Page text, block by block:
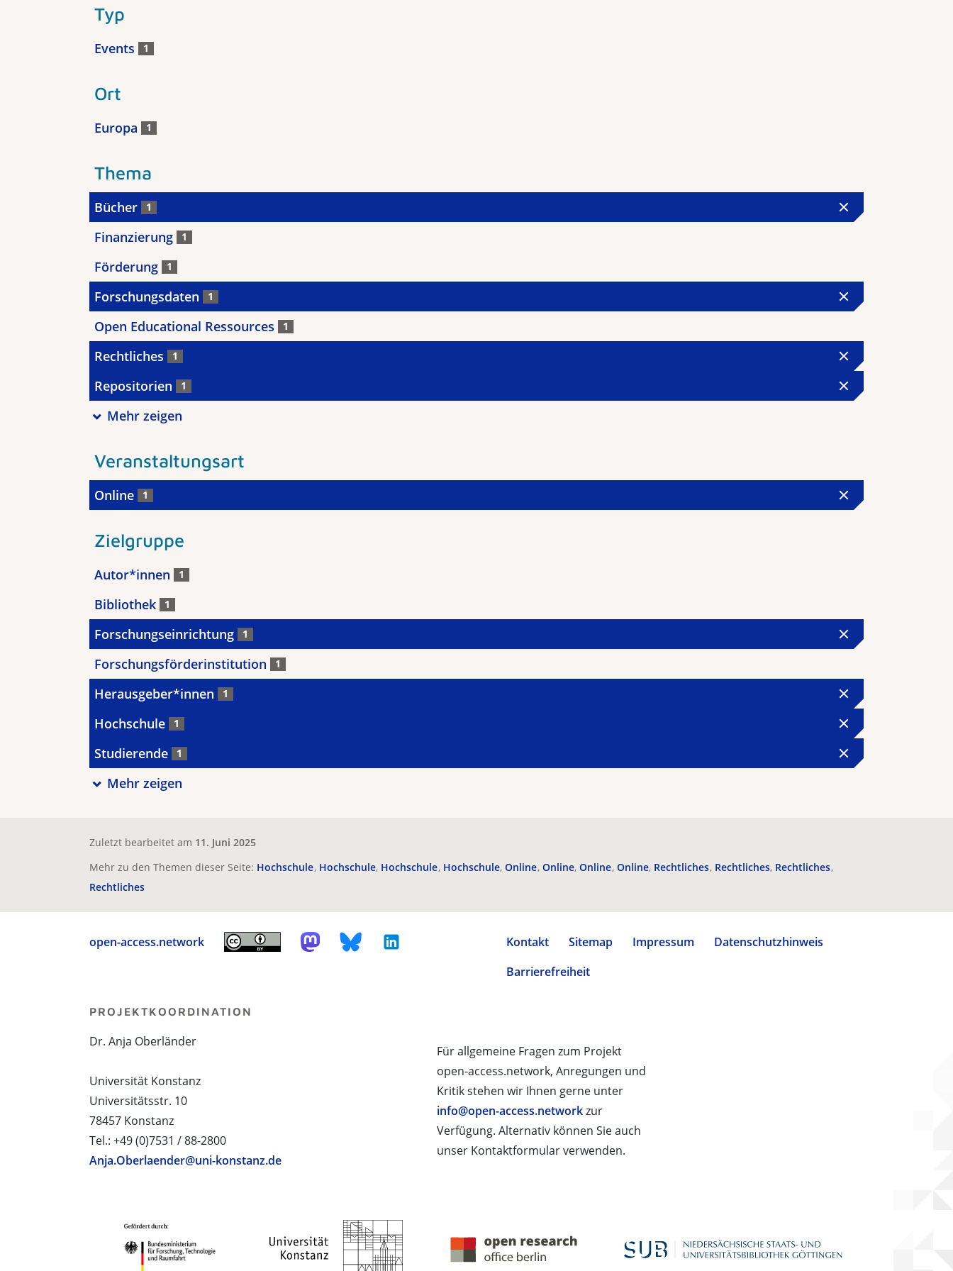
Typ
Events 1
Ort
Europa 1
Thema
Bücher 1
Finanzierung 1
Förderung 1
Forschungsdaten 1
Open Educational Ressources 1
Rechtliches 1
Repositorien 1
Mehr zeigen
Veranstaltungsart
Online 1
Zielgruppe
Autor*innen 1
Bibliothek 1
Forschungseinrichtung 1
Forschungsförderinstitution 1
Herausgeber*innen 1
Hochschule 1
Studierende 1
Mehr zeigen
Zuletzt bearbeitet am 11. Juni 2025
Mehr zu den Themen dieser Seite: Hochschule Hochschule Hochschule Hochschule Online Online Online Online Rechtliches Rechtliches Rechtliches
Rechtliches
open-access.network Kontakt Sitemap Impressum
Datenschutzhinweis
Barrierefreiheit
Für allgemeine Fragen zum Projekt
open-access.network, Anregungen und
Kritik stehen wir Ihnen gerne unter
info@open-access.networkzur
Verfügung. Alternativ können Sie auch
unser Kontaktformular verwenden.
PROJEKTKOORDINATION
Dr. Anja Oberländer
Universität Konstanz
Universitätsstr. 10
78457 Konstanz
Tel.: +49 (0)7531 / 88-2800
Anja.Oberlaender@uni-konstanz.de